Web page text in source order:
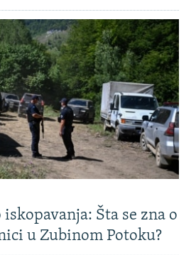
iskopavanja: Šta se zna o
u Zubinom Potoku?